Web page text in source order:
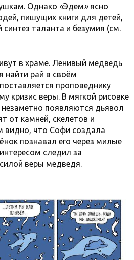
Однако «Эдем»ясно
пишущих книги для детей,
таланта и безумия (см.
в храме. Ленивый медведь
найти рай в своём
проповеднику
кризис веры. В мягкой рисовке
появляются дьявол
от камней, скелетов и
видно, что Софи создала
познавал его через милые
следил за
веры медведя.